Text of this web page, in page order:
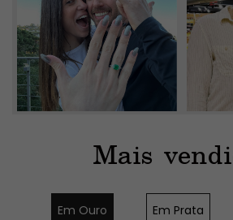
Mais
Em Ouro Em Prata